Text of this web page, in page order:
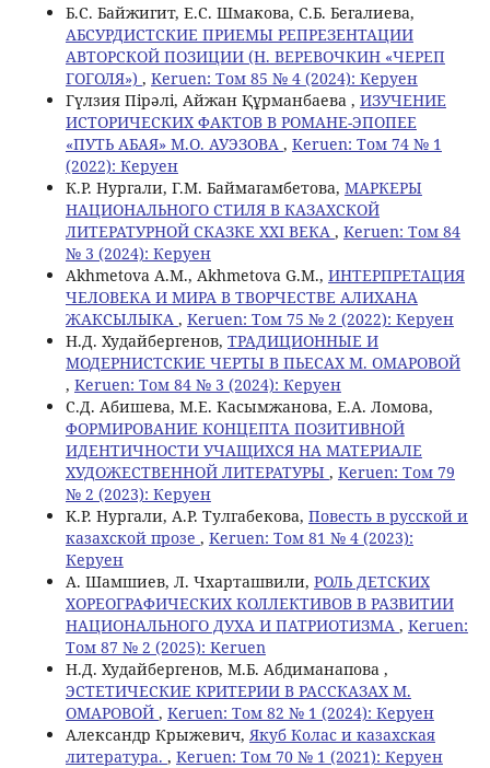
Б.С. Байжигит, Е.С. Шмакова, С.Б. Бегалиева,
АБСУРДИСТСКИЕ ПРИЕМЫ РЕПРЕЗЕНТАЦИИ
АВТОРСКОЙ ПОЗИЦИИ (Н. ВЕРЕВОЧКИН «ЧЕРЕП
ГОГОЛЯ») , Keruen: Том 85 № 4 (2024): Керуен
Гүлзия Пірәлі, Айжан Құрманбаева , ИЗУЧЕНИЕ
ИСТОРИЧЕСКИХ ФАКТОВ В РОМАНЕ-ЭПОПЕЕ
«ПУТЬ АБАЯ» М.О. АУЭЗОВА , Keruen: Том 74 № 1
(2022): Керуен
К.Р. Нургали, Г.М. Баймагамбетова, МАРКЕРЫ
НАЦИОНАЛЬНОГО СТИЛЯ В КАЗАХСКОЙ
ЛИТЕРАТУРНОЙ СКАЗКЕ XXI ВЕКА , Keruen: Том 84
№ 3 (2024): Керуен
Akhmetova A.M., Akhmetova G.M., ИНТЕРПРЕТАЦИЯ
ЧЕЛОВЕКА И МИРА В ТВОРЧЕСТВЕ АЛИХАНА
ЖАКСЫЛЫКА , Keruen: Том 75 № 2 (2022): Керуен
Н.Д. Худайбергенов, ТРАДИЦИОННЫЕ И
МОДЕРНИСТСКИЕ ЧЕРТЫ В ПЬЕСАХ М. ОМАРОВОЙ
, Keruen: Том 84 № 3 (2024): Керуен
С.Д. Абишева, М.Е. Касымжанова, Е.А. Ломова,
ФОРМИРОВАНИЕ КОНЦЕПТА ПОЗИТИВНОЙ
ИДЕНТИЧНОСТИ УЧАЩИХСЯ НА МАТЕРИАЛЕ
ХУДОЖЕСТВЕННОЙ ЛИТЕРАТУРЫ , Keruen: Том 79
№ 2 (2023): Керуен
K.Р. Нургали, А.Р. Тулгабекова, Повесть в русской и
казахской прозе , Keruen: Том 81 № 4 (2023):
Керуен
А. Шамшиев, Л. Чхарташвили, РОЛЬ ДЕТСКИХ
ХОРЕОГРАФИЧЕСКИХ КОЛЛЕКТИВОВ В РАЗВИТИИ
НАЦИОНАЛЬНОГО ДУХА И ПАТРИОТИЗМА , Keruen:
Том 87 № 2 (2025): Keruen
Н.Д. Худайбергенов, М.Б. Абдиманапова ,
ЭСТЕТИЧЕСКИЕ КРИТЕРИИ В РАССКАЗАХ М.
ОМАРОВОЙ , Keruen: Том 82 № 1 (2024): Керуен
Александр Крыжевич, Якуб Колас и казахская
литература. , Keruen: Том 70 № 1 (2021): Керуен